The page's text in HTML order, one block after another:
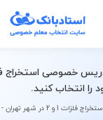
انتخاب کنید.
کلاس، معلم، دبیر، مدرس
استخراج فلزات 1 و 2